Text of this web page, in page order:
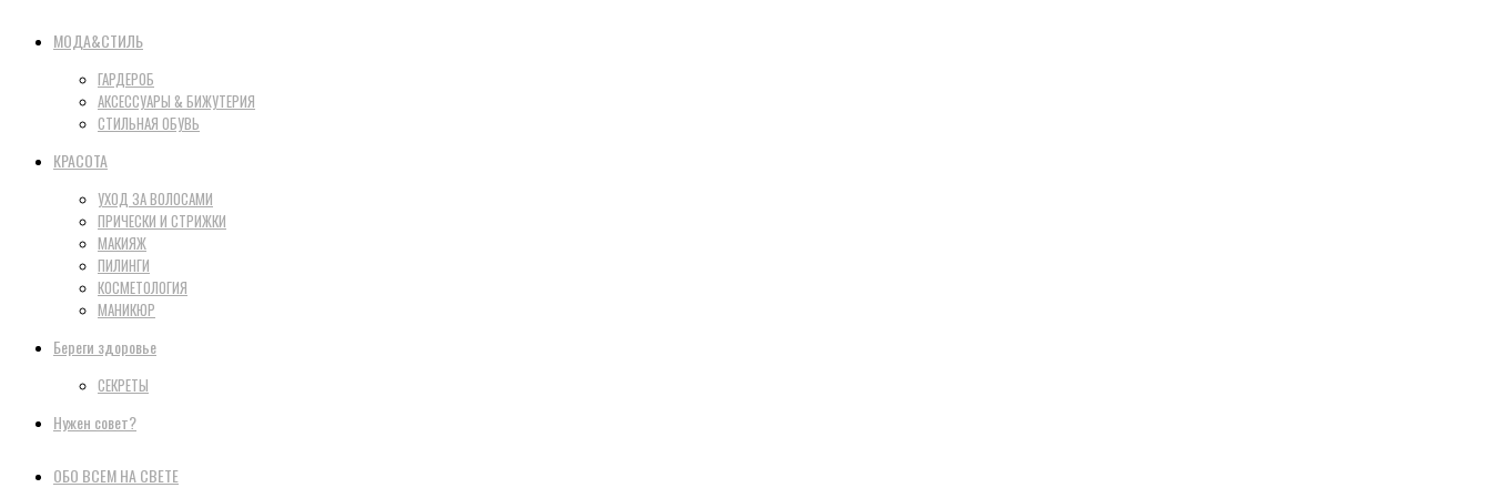
МОДА&СТИЛЬ
ГАРДЕРОБ
АКСЕССУАРЫ & БИЖУТЕРИЯ
СТИЛЬНАЯ ОБУВЬ
КРАСОТА
УХОД ЗА ВОЛОСАМИ
ПРИЧЕСКИ И СТРИЖКИ
МАКИЯЖ
ПИЛИНГИ
КОСМЕТОЛОГИЯ
МАНИКЮР
Береги здоровье
СЕКРЕТЫ
Нужен совет?
ОБО ВСЕМ НА СВЕТЕ